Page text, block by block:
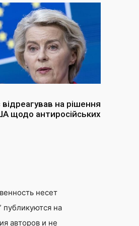
на рішення
щодо антиросійських
несет
публикуются на
авторов и не